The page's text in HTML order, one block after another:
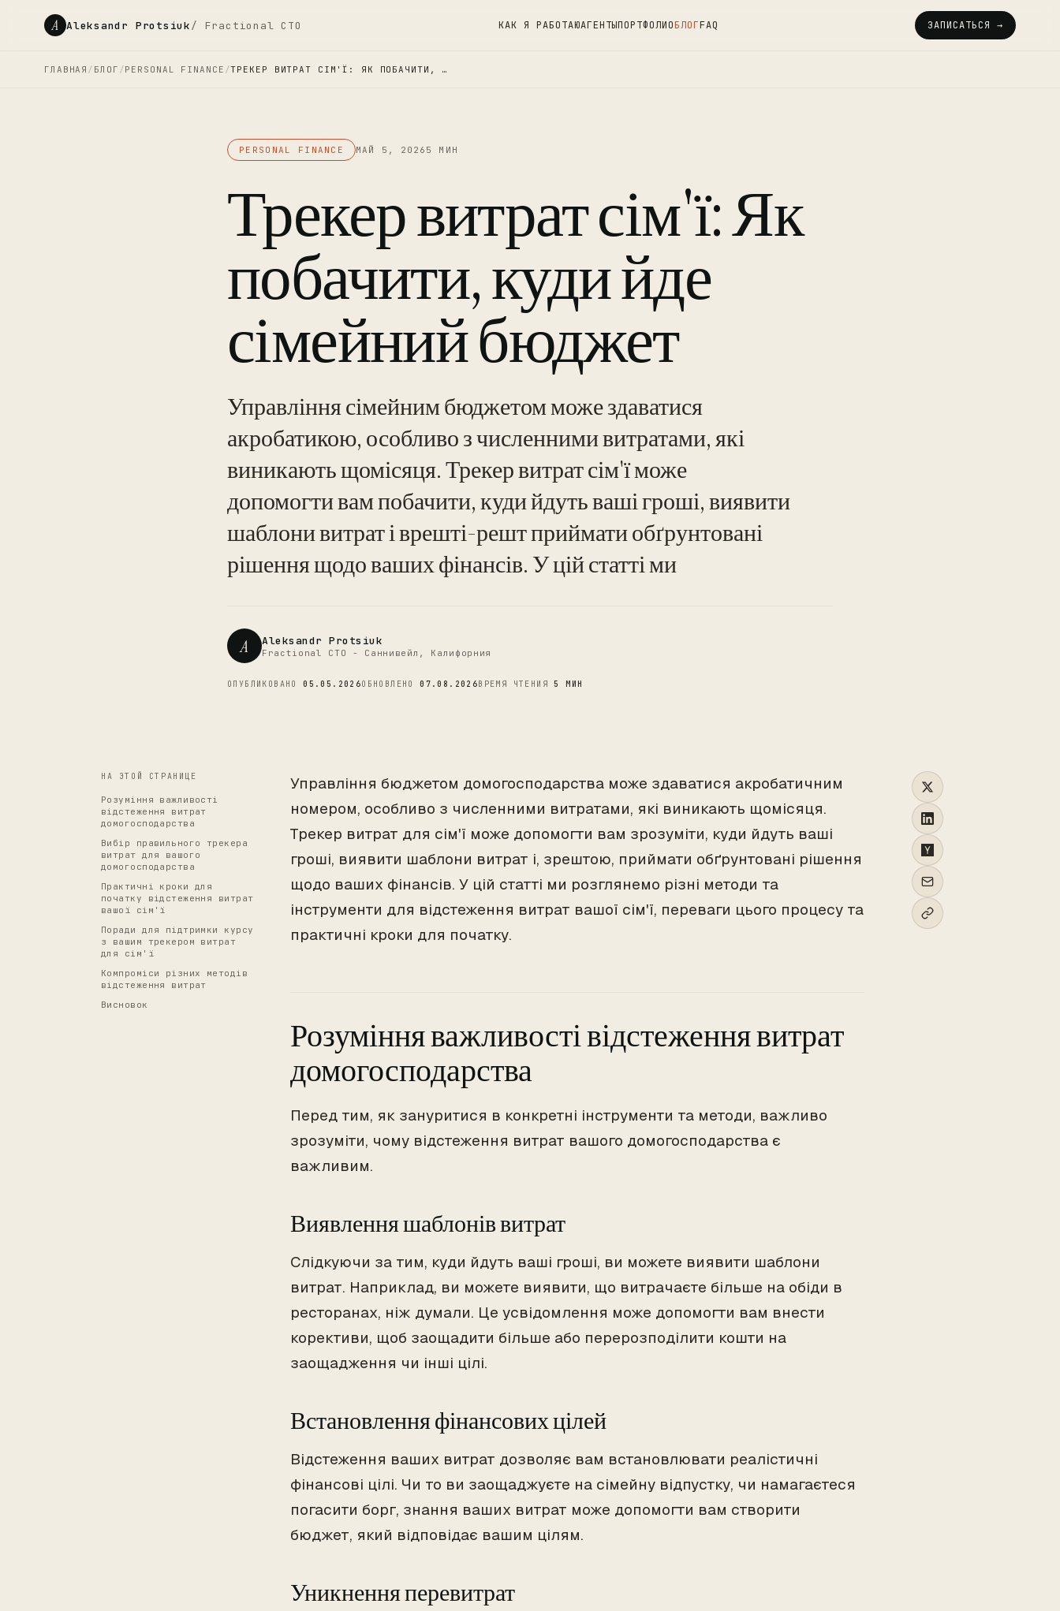
A Aleksandr Protsiuk/ Fractional CTO КАК Я РАБОТАЮАГЕНТЫПОРТФОЛИОБЛОГFAQ ЗАПИСАТЬСЯ →
ГЛАВНАЯ / БЛОГ /PERSONAL FINANCE /ТРЕКЕР ВИТРАТ СІМ'Ї: ЯК ПОБАЧИТИ, …
PERSONAL FINANCE МАЙ 5, 2026 5 МИН
Трекер витрат сім'ї: Як
побачити, куди йде
сімейний бюджет
Управління сімейним бюджетом може здаватися
акробатикою, особливо з численними витратами, які
виникають щомісяця. Трекер витрат сім'ї може
допомогти вам побачити, куди йдуть ваші гроші, виявити
шаблони витрат і врешті-решт приймати обґрунтовані
рішення щодо ваших фінансів. У цій статті ми
A Aleksandr Protsiuk
Fractional CTO - Саннивейл, Калифорния
ОПУБЛИКОВАНО05.05.2026ОБНОВЛЕНО07.08.2026ВРЕМЯ ЧТЕНИЯ5 МИН
CTO
НА ЭТОЙ СТРАНИЦЕ
Розуміння важливості
відстеження витрат
домогосподарства
Вибір правильного трекера
витрат для вашого
домогосподарства
Практичні кроки для
початку відстеження витрат
вашої сім'ї
Поради для підтримки курсу
з вашим трекером витрат
для сім'ї
Компроміси різних методів
відстеження витрат
Висновок
Управління бюджетом домогосподарства може здаватися акробатичним
номером, особливо з численними витратами, які виникають щомісяця.
Трекер витрат для сім'ї може допомогти вам зрозуміти, куди йдуть ваші
гроші, виявити шаблони витрат і, зрештою, приймати обґрунтовані рішення
щодо ваших фінансів. У цій статті ми розглянемо різні методи та
інструменти для відстеження витрат вашої сім'ї, переваги цього процесу та
практичні кроки для початку.
Розуміння важливості відстеження витрат
домогосподарства
Перед тим, як зануритися в конкретні інструменти та методи, важливо
зрозуміти, чому відстеження витрат вашого домогосподарства є
важливим.
Виявлення шаблонів витрат
Слідкуючи за тим, куди йдуть ваші гроші, ви можете виявити шаблони
витрат. Наприклад, ви можете виявити, що витрачаєте більше на обіди в
ресторанах, ніж думали. Це усвідомлення може допомогти вам внести
корективи, щоб заощадити більше або перерозподілити кошти на
заощадження чи інші цілі.
Встановлення фінансових цілей
Відстеження ваших витрат дозволяє вам встановлювати реалістичні
фінансові цілі. Чи то ви заощаджуєте на сімейну відпустку, чи намагаєтеся
погасити борг, знання ваших витрат може допомогти вам створити
бюджет, який відповідає вашим цілям.
Уникнення перевитрат